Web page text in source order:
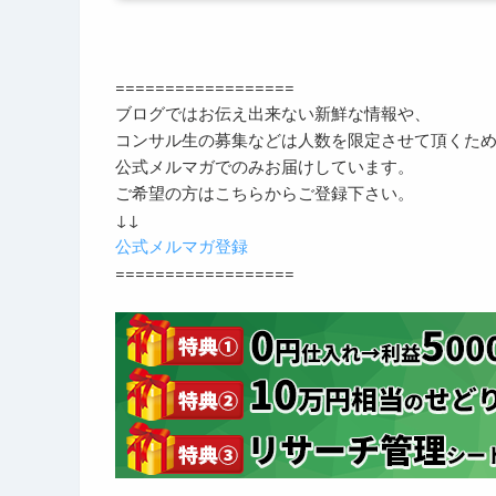
==================
ブログではお伝え出来ない新鮮な情報や、
コンサル生の募集などは人数を限定させて頂くため
公式メルマガでのみお届けしています。
ご希望の方はこちらからご登録下さい。
↓↓
公式メルマガ登録
==================